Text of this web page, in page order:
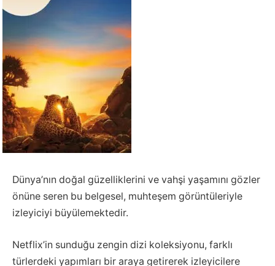
Dünya’nın doğal güzelliklerini ve vahşi yaşamını gözler
önüne seren bu belgesel, muhteşem görüntüleriyle
izleyiciyi büyülemektedir.
Netflix’in sunduğu zengin dizi koleksiyonu, farklı
türlerdeki yapımları bir araya getirerek izleyicilere